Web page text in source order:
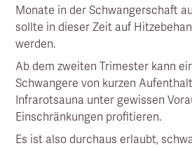
Monate in der Schwangerschaft
sollte in dieser Zeit auf
werden.
Ab dem zweiten Trimester kann
Schwangere von kurzen
Infrarotsauna unter gewissen
Einschränkungen profitieren.
Es ist also durchaus erlaubt,